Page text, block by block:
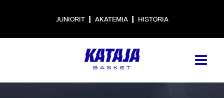
JUNIORIT | AKATEMIA | HISTORIA